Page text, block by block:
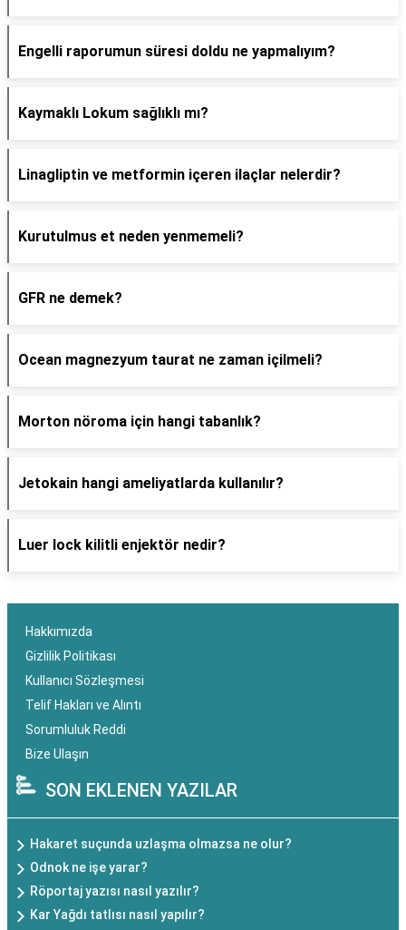
Engelli raporumun süresi doldu ne yapmalıyım?
Kaymaklı Lokum sağlıklı mı?
Linagliptin ve metformin içeren ilaçlar nelerdir?
Kurutulmus et neden yenmemeli?
GFR ne demek?
Ocean magnezyum taurat ne zaman içilmeli?
Morton nöroma için hangi tabanlık?
Jetokain hangi ameliyatlarda kullanılır?
Luer lock kilitli enjektör nedir?
Hakkımızda
Gizlilik Politikası
Kullanıcı Sözleşmesi
Telif Hakları ve Alıntı
Sorumluluk Reddi
Bize Ulaşın
SON EKLENEN YAZILAR
Hakaret suçunda uzlaşma olmazsa ne olur?
Odnok ne işe yarar?
Röportaj yazısı nasıl yazılır?
Kar Yağdı tatlısı nasıl yapılır?